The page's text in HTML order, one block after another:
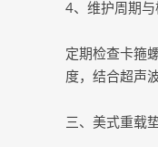
4、维护周期
定期检查卡箍
度，结合超声
三、美式重载